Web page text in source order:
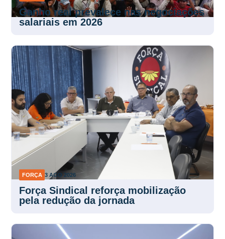
Ganho real prevalece nas negociações
salariais em 2026
FORÇA 3 AGO 2026
Força Sindical reforça mobilização
pela redução da jornada